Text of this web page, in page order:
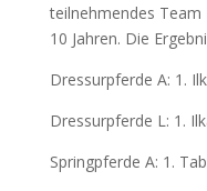
teilnehmendes
10 Jahren. Die
Dressurpferde A: 1.
Dressurpferde L: 1.
Springpferde A: 1.